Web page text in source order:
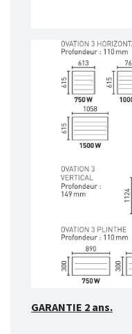
GARANTIE 2 ans.